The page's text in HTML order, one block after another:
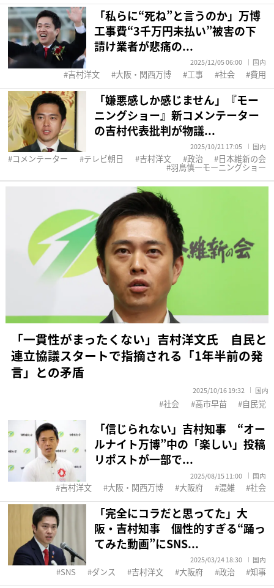
「私らに“死ね”と言うのか」万博
工事費“3千万円未払い”被害の下
請け業者が悲痛の...
2025/12/05 06:00 国内
吉村洋文 大阪・関西万博 工事 社会 費用
「嫌悪感しか感じません」『モー
ニングショー』新コメンテーター
の吉村代表批判が物議...
2025/10/21 17:05 国内
コメンテーター テレビ朝日 吉村洋文 政治 日本維新の会
羽鳥慎一モーニングショー
「一貫性がまったくない」吉村洋文氏 自民と
連立協議スタートで指摘される「1年半前の発
言」との矛盾
2025/10/16 19:32 国内
社会 高市早苗 自民党
「信じられない」吉村知事 “オー
ルナイト万博”中の「楽しい」投稿
リポストが一部で...
2025/08/15 11:00 国内
吉村洋文 大阪・関西万博 大阪府 混雑 社会
「完全にコラだと思ってた」大
阪・吉村知事 個性的すぎる“踊っ
てみた動画”にSNS...
2025/03/24 18:30 国内
SNS ダンス 吉村洋文 大阪府 政治 知事